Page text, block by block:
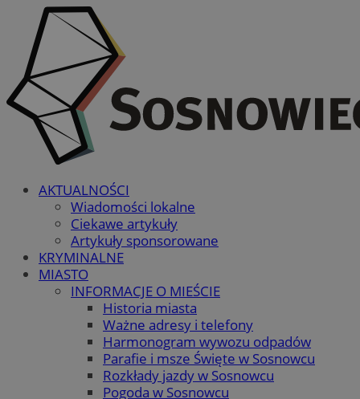
AKTUALNOŚCI
Wiadomości lokalne
Ciekawe artykuły
Artykuły sponsorowane
KRYMINALNE
MIASTO
INFORMACJE O MIEŚCIE
Historia miasta
Ważne adresy i telefony
Harmonogram wywozu odpadów
Parafie i msze Święte w Sosnowcu
Rozkłady jazdy w Sosnowcu
Pogoda w Sosnowcu